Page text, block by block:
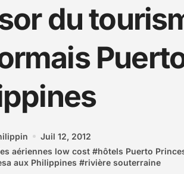
du
Juil 12, 2012
aériennes low cost #hôtels Puerto
aux Philippines #rivière souterraine